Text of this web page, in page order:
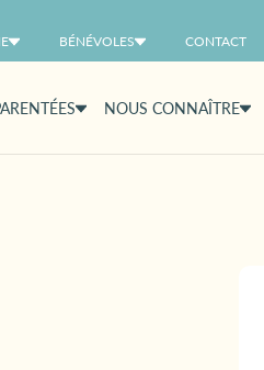
BÉNÉVOLES CONTACT
NOUS CONNAÎTRE